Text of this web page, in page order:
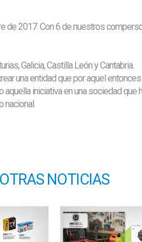
de 2017. Con 6 de nuestros
Galicia, Castilla León y Cantabria.
una entidad que por aquel
iniciativa en una sociedad
nacional.
OTRAS NOTICIAS